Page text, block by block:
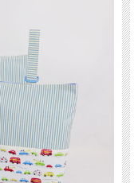
ッグ）とお揃いの入園・通
男の子＊くるま・働く車、
セット価格です。